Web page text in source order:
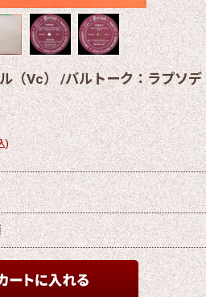
（Vc） /バルトーク：ラプソデ
)